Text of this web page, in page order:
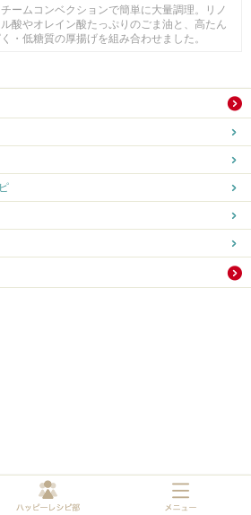
ームコンベクションで簡単に大量調理。リノ
酸やオレイン酸たっぷりのごま油と、高たん
・低糖質の厚揚げを組み合わせました。